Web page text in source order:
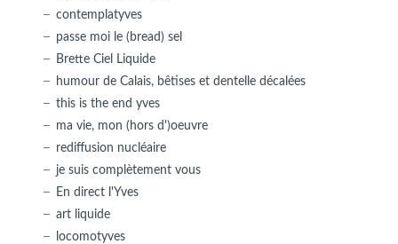
contemplatyves
passe moi le (bread) sel
Brette Ciel Liquide
humour de Calais, bêtises et dentelle décalées
this is the end yves
ma vie, mon (hors d')oeuvre
rediffusion nucléaire
je suis complètement vous
En direct l'Yves
art liquide
locomotyves